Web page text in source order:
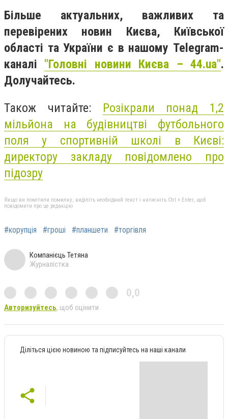
Більше актуальних, важливих та
перевірених новин Києва, Київської
області та України є в нашому Telegram-
каналі "Головні новини Києва – 44.ua".
Долучайтесь.
Також читайте: Розікрали понад 1,2
мільйона на будівництві футбольного
поля у спортивній школі в Києві:
директору закладу повідомлено про
підозру
Якщо ви помітили помилку, виділіть необхідний текст і натисніть Ctrl + Enter, щоб
повідомити про це редакцію
#корупція #гроші #планшети #торгівля
Компанієць Тетяна
Журналістка
0,0
Авторизуйтесь, щоб оцінити
Діліться цією новиною та підписуйтесь на наші канали